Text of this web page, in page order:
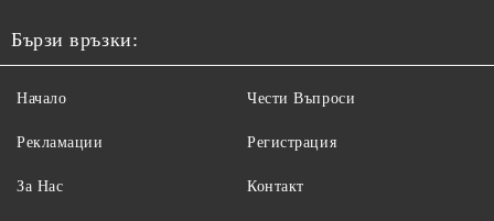
Бързи връзки:
Начало
Рекламации
За Нас
Чести Въпроси
Регистрация
Контакт